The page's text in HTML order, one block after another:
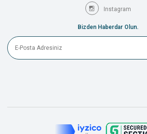
Instagram
Bizden Haberdar Olun.